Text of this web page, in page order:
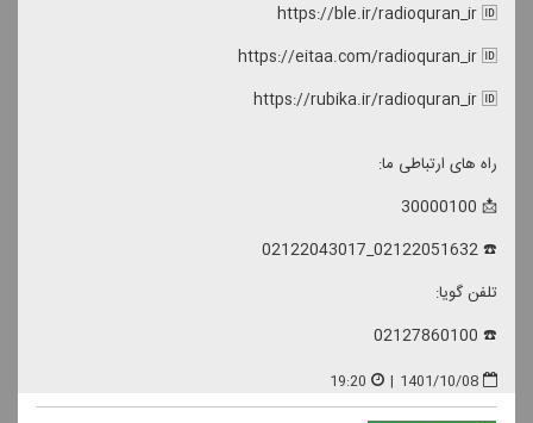
https://ble.ir/radioquran_ir 🆔
https://eitaa.com/radioquran_ir 🆔
https://rubika.ir/radioquran_ir 🆔
راه های ارتباطی ما:
📩 30000100
☎️ 02122051632_02122043017
تلفن گویا:
☎️ 02127860100
1401/10/08
|
19:20